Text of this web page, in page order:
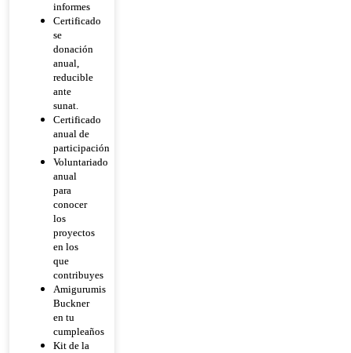
informes
Certificado
se
donación
anual,
reducible
ante
sunat.
Certificado
anual de
participación
Voluntariado
anual
para
conocer
los
proyectos
en los
que
contribuyes
Amigurumis
Buckner
en tu
cumpleaños
Kit de la